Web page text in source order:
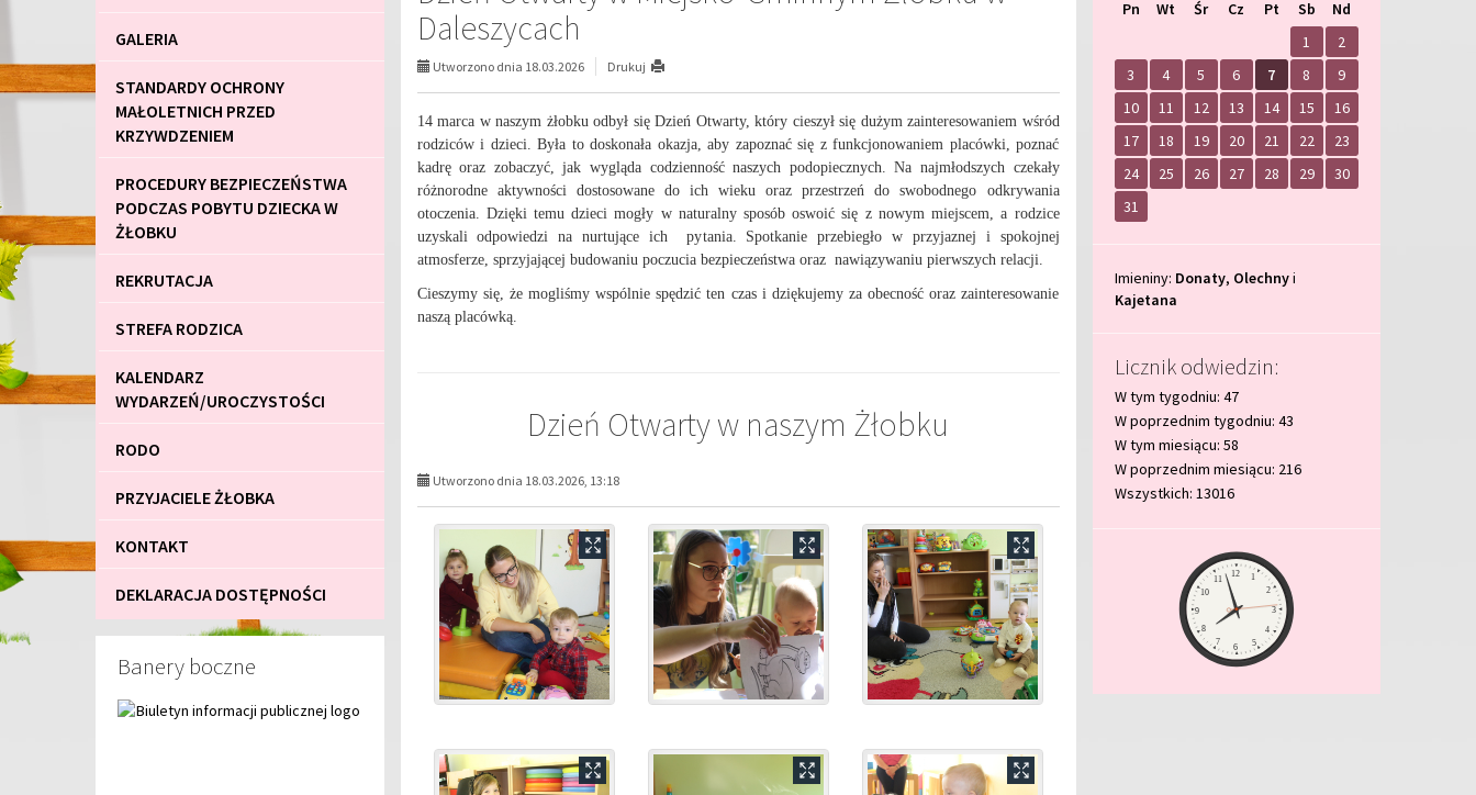
GALERIA
STANDARDY OCHRONY
MAŁOLETNICH PRZED
KRZYWDZENIEM
PROCEDURY BEZPIECZEŃSTWA
PODCZAS POBYTU DZIECKA W
ŻŁOBKU
REKRUTACJA
STREFA RODZICA
KALENDARZ
WYDARZEŃ/UROCZYSTOŚCI
RODO
PRZYJACIELE ŻŁOBKA
KONTAKT
DEKLARACJA DOSTĘPNOŚCI
Banery boczne
Daleszycach
Utworzono dnia 18.03.2026 Drukuj
14 marca w naszym żłobku odbył się Dzień Otwarty, który cieszył się dużym zainteresowaniem wśród
rodziców i dzieci. Była to doskonała okazja, aby zapoznać się z funkcjonowaniem placówki, poznać
kadrę oraz zobaczyć, jak wygląda codzienność naszych podopiecznych.Na najmłodszych czekały
różnorodne aktywności dostosowane do ich wieku oraz przestrzeń do swobodnego odkrywania
otoczenia. Dzięki temu dzieci mogły w naturalny sposób oswoić się z nowym miejscem, a rodzice
uzyskali odpowiedzi na nurtujące ich pytania. Spotkanie przebiegło w przyjaznej i spokojnej
atmosferze, sprzyjającej budowaniu poczucia bezpieczeństwa oraz nawiązywaniu pierwszych relacji.
Cieszymy się, że mogliśmy wspólnie spędzić ten czas i dziękujemy za obecność oraz zainteresowanie
naszą placówką.
Dzień Otwarty w naszym Żłobku
Utworzono dnia 18.03.2026, 13:18
w
tym
miesiącu.
na na na
Wrzesień
na
Sierpień
2027
Pn Wt Śr Cz Pt Sb
Nd
1
2
3
4 5 6 7 8
9
10
11 12 13 14 15
16
17
18 19 20 21 22
23
24
25 26 27 28 29
30
31
Imieniny
Imieniny: Donaty, Olechnyi
Kajetana
Licznik odwiedzin:
W tym tygodniu: 47
W poprzednim tygodniu: 43
W tym miesiącu: 58
W poprzednim miesiącu: 216
Wszystkich: 13016
1
2
3
4
5
6
7
8
9
10
11
12